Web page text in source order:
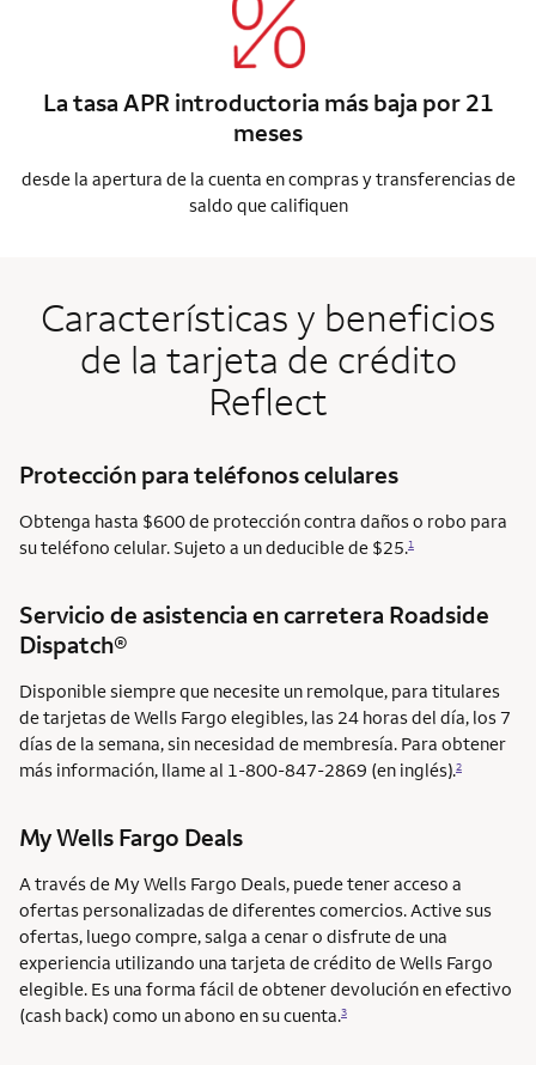
La tasa APR introductoria más baja por 21
meses
desde la apertura de la cuenta en compras y transferencias de
saldo que califiquen
Características y beneficios
de la tarjeta de crédito
Reflect
Protección para teléfonos celulares
Obtenga hasta $600 de protección contra daños o robo para
su teléfono celular. Sujeto a un deducible de $25.1
Servicio de asistencia en carretera Roadside
Dispatch®
Disponible siempre que necesite un remolque, para titulares
de tarjetas de Wells Fargo elegibles, las 24 horas del día, los 7
días de la semana, sin necesidad de membresía. Para obtener
más información, llame al 1-800-847-2869 (en inglés).2
My Wells Fargo Deals
A través de My Wells Fargo Deals, puede tener acceso a
ofertas personalizadas de diferentes comercios. Active sus
ofertas, luego compre, salga a cenar o disfrute de una
experiencia utilizando una tarjeta de crédito de Wells Fargo
elegible. Es una forma fácil de obtener devolución en efectivo
(cash back) como un abono en su cuenta.3